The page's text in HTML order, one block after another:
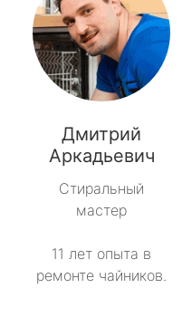
Дмитрий
Аркадьевич
Стиральный
мастер
11 лет опыта в
ремонте чайников.